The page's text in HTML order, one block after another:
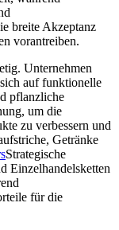
breite Akzeptanz
vorantreiben.
Unternehmen
auf funktionelle
pflanzliche
um die
zu verbessern und
Getränke
Strategische
Einzelhandelsketten
für die